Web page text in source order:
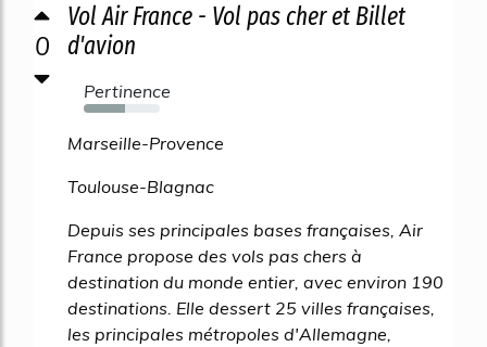
0
Vol Air France - Vol pas cher et Billet
d'avion
Pertinence
54%
Marseille-Provence
Toulouse-Blagnac
Depuis ses principales bases françaises, Air
France propose des vols pas chers à
destination du monde entier, avec environ 190
destinations. Elle dessert 25 villes françaises,
les principales métropoles d'Allemagne,